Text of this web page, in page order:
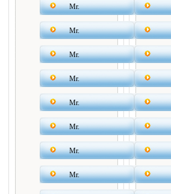
Mr.
Mr.
Mr.
Mr.
Mr.
Mr.
Mr.
Mr.